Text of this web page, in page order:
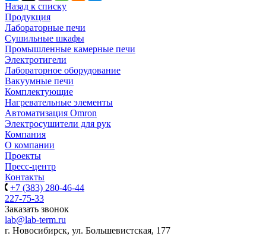
Назад к списку
Продукция
Лабораторные печи
Сушильные шкафы
Промышленные камерные печи
Электротигели
Лабораторное оборудование
Вакуумные печи
Комплектующие
Нагревательные элементы
Автоматизация Omron
Электросушители для рук
Компания
О компании
Проекты
Пресс-центр
Контакты
+7 (383) 280-46-44
227-75-33
Заказать звонок
lab@lab-term.ru
г. Новосибирск, ул. Большевистская, 177